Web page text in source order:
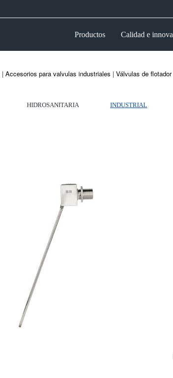
Productos Calidad e
| Accesorios para valvulas industriales | Válvulas de flotador
HIDROSANITARIA INDUSTRIAL